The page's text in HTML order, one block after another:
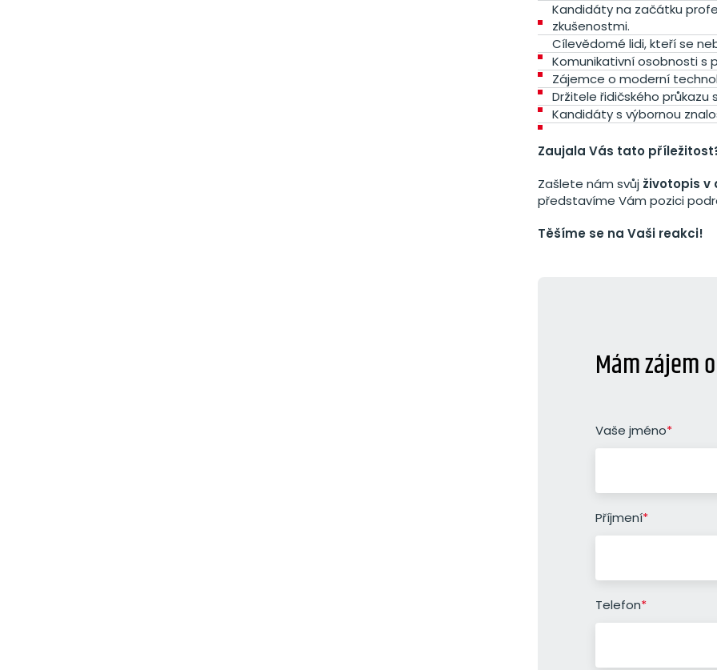
Kandidáty na začátku
zkušenostmi.
Cílevědomé lidi, kteří se
Komunikativní osobnosti s
Zájemce o moderní
Držitele řidičského průkazu
Kandidáty s výbornou
Zaujala Vás tato
Zašlete nám svůj životopis v
představíme Vám pozici
Těšíme se na Vaši reakci!
Mám zájem
"*" indicates
Vaše jméno*
Příjmení*
Telefon*